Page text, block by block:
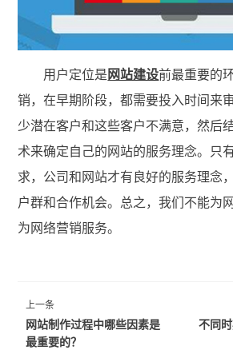
用户定位是 网站建设前最重要的
销，在早期阶段，都需要投入时间来
少潜在客户和这些客户不满意，然后
术来确定自己的网站的服务理念。只
求，公司和网站才有良好的服务理念
户群和合作机会。总之，我们不能为
为网络营销服务。
上一条
网站制作过程中哪些因素是
最重要的？
不同